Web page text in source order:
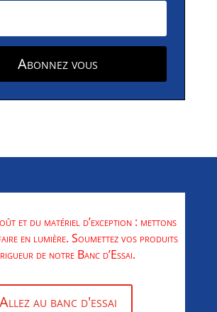
Abonnez vous
et du matériel d’exception : mettons
en lumière. Soumettez vos produits
de notre Banc d’Essai.
Allez au banc d'essai